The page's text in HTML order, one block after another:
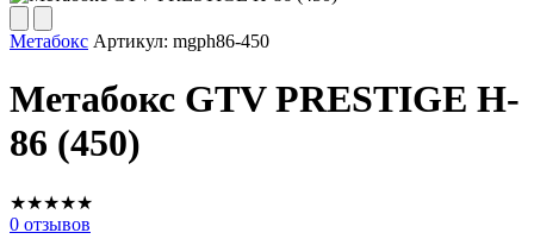
Метабокс Артикул: mgph86-450
Метабокс GTV PRESTIGE H-
86 (450)
★★★★★
0 отзывов